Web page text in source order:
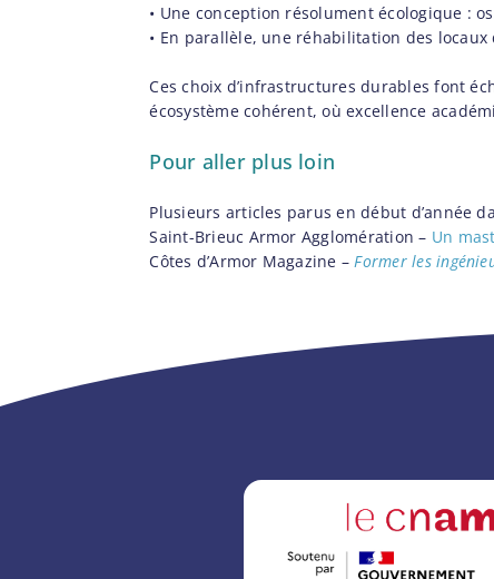
• Une conception résolument écologique :
• En parallèle, une réhabilitation des locaux
Ces choix d’infrastructures durables font
écosystème cohérent, où excellence
Pour aller plus loin
Plusieurs articles parus en début d’année
Saint-Brieuc Armor Agglomération – Un
Côtes d’Armor Magazine – Former les